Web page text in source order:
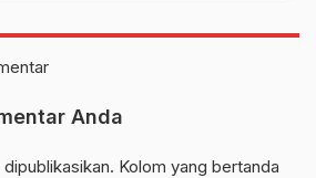
Anda
Kolom yang bertanda